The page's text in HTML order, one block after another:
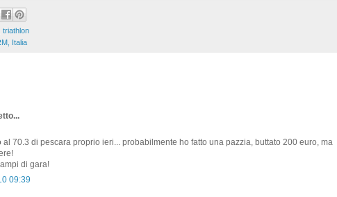
triathlon
Italia
al 70.3 di pescara proprio ieri... probabilmente ho fatto una pazzia, buttato 200 euro, ma
di gara!
09:39